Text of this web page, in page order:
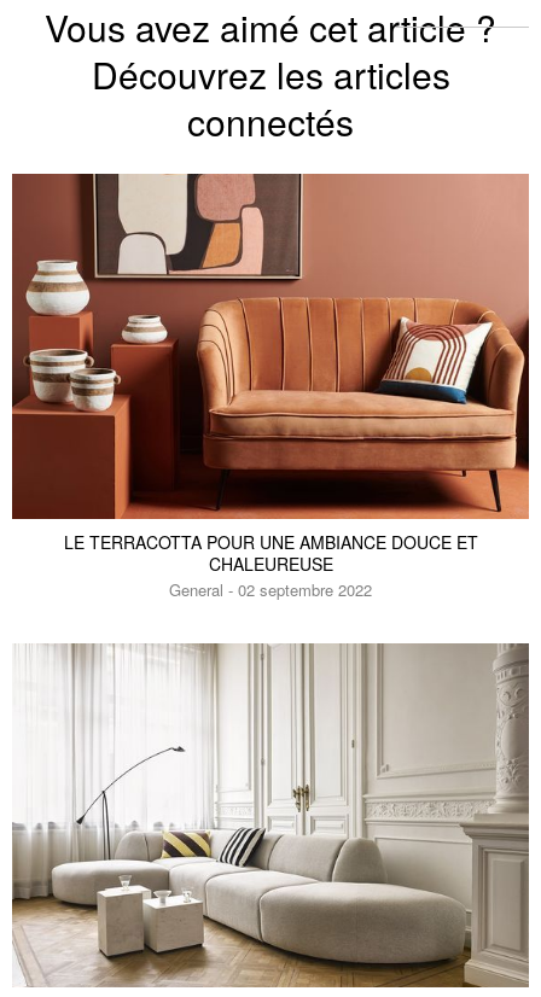
Vous avez aimé cet article ?
Découvrez les articles
connectés
LE TERRACOTTA POUR UNE AMBIANCE DOUCE ET
CHALEUREUSE
General - 02 septembre 2022